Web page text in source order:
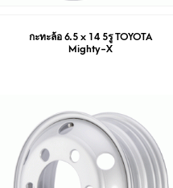
กะทะล้อ 6.5 x 14 5รู TOYOTA
Mighty-X